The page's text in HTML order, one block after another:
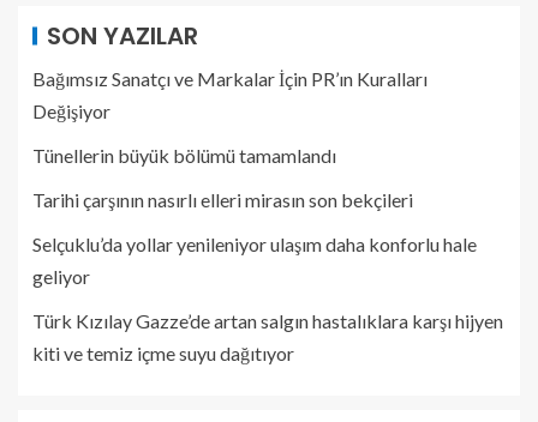
SON YAZILAR
Bağımsız Sanatçı ve Markalar İçin PR’ın Kuralları
Değişiyor
Tünellerin büyük bölümü tamamlandı
Tarihi çarşının nasırlı elleri mirasın son bekçileri
Selçuklu’da yollar yenileniyor ulaşım daha konforlu hale
geliyor
Türk Kızılay Gazze’de artan salgın hastalıklara karşı hijyen
kiti ve temiz içme suyu dağıtıyor